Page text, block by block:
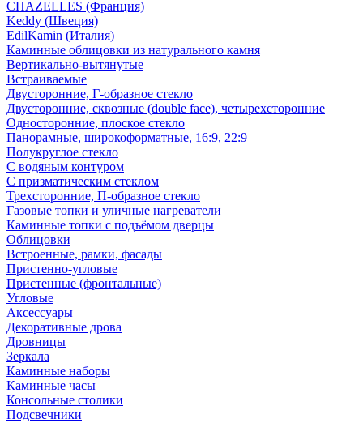
CHAZELLES (Франция)
Keddy (Швеция)
EdilKamin (Италия)
Каминные облицовки из натурального камня
Вертикально-вытянутые
Встраиваемые
Двусторонние, Г-образное стекло
Двусторонние, сквозные (double face), четырехсторонние
Односторонние, плоское стекло
Панорамные, широкоформатные, 16:9, 22:9
Полукруглое стекло
С водяным контуром
С призматическим стеклом
Трехсторонние, П-образное стекло
Газовые топки и уличные нагреватели
Каминные топки с подъёмом дверцы
Облицовки
Встроенные, рамки, фасады
Пристенно-угловые
Пристенные (фронтальные)
Угловые
Аксессуары
Декоративные дрова
Дровницы
Зеркала
Каминные наборы
Каминные часы
Консольные столики
Подсвечники